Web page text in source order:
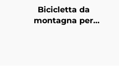
Bicicletta da
montagna per